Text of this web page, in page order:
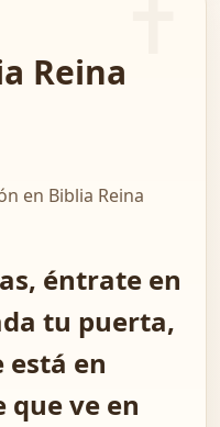
Reina
en Biblia Reina
éntrate en
tu puerta,
está en
que ve en